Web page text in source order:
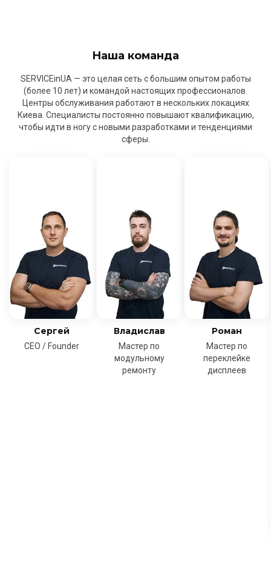
Наша команда
SERVICEinUA — это целая сеть с большим опытом работы
(более 10 лет) и командой настоящих профессионалов.
Центры обслуживания работают в нескольких локациях
Киева. Специалисты постоянно повышают квалификацию,
чтобы идти в ногу с новыми разработками и тенденциями
сферы.
Сергей
CEO / Founder
Владислав
Мастер по
модульному
ремонту
Роман
Мастер по
переклейке
дисплеев